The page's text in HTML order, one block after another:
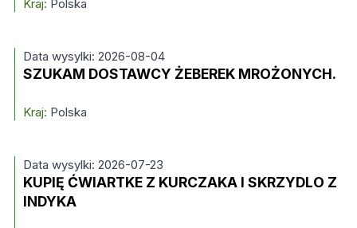
Kraj: Polska
Data wysylki: 2026-08-04
SZUKAM DOSTAWCY ŻEBEREK MROŻONYCH.
Kraj: Polska
Data wysylki: 2026-07-23
KUPIĘ ĆWIARTKE Z KURCZAKA I SKRZYDLO Z
INDYKA